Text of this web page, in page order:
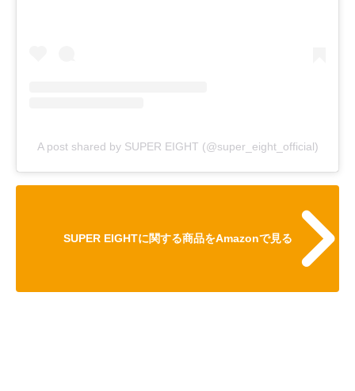
A post shared by SUPER EIGHT (@super_eight_official)
SUPER EIGHTに関する商品をAmazonで見る